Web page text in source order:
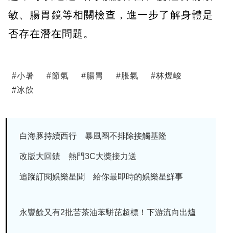
敏、腸胃鏡等相關檢查，進一步了解身體是
否存在潛在問題。
#小暑 #節氣 #腸胃 #脹氣 #林煜峻
#冰飲
白海豚持續西行 暴風圈不排除接觸基隆
改版大回饋 熱門3C大獎接力送
追蹤訂閱娛樂星聞 給你最即時的娛樂星鮮事
永豐餘又有2批苦茶油苯駢芘超標！下游流向出爐